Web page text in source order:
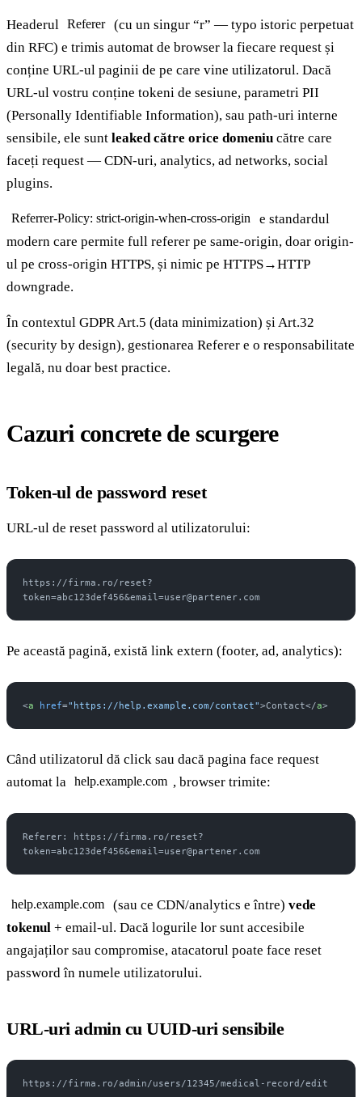
Headerul Referer
(cu un singur “r” — typo istoric perpetuat
din RFC) e trimis automat de browser la fiecare request și
conține URL-ul paginii de pe care vine utilizatorul. Dacă
URL-ul vostru conține tokeni de sesiune, parametri PII
(Personally Identifiable Information), sau path-uri interne
sensibile, ele sunt leaked către orice domeniu către care
faceți request — CDN-uri, analytics, ad networks, social
plugins.
Referrer-Policy: strict-origin-when-cross-origin
e standardul
modern care permite full referer pe same-origin, doar origin-
ul pe cross-origin HTTPS, și nimic pe HTTPS→HTTP
downgrade.
În contextul GDPR Art.5 (data minimization) și Art.32
(security by design), gestionarea Referer e o responsabilitate
legală, nu doar best practice.
Cazuri concrete de scurgere
Token-ul de password reset
URL-ul de reset password al utilizatorului:
https://firma.ro/reset?
token=abc123def456&email=user@partener.com
Pe această pagină, există link extern (footer, ad, analytics):
<a href="https://help.example.com/contact">Contact</a>
Când utilizatorul dă click sau dacă pagina face request
automat la
help.example.com , browser trimite:
Referer: https://firma.ro/reset?
token=abc123def456&email=user@partener.com
help.example.com (sau ce CDN/analytics e între) vede
tokenul + email-ul. Dacă logurile lor sunt accesibile
angajaților sau compromise, atacatorul poate face reset
password în numele utilizatorului.
URL-uri admin cu UUID-uri sensibile
https://firma.ro/admin/users/12345/medical-record/edit